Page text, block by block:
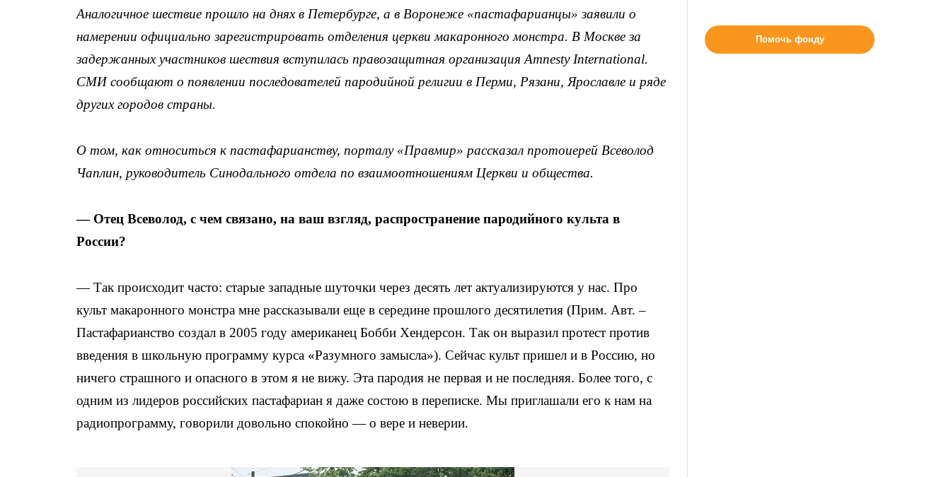
Аналогичное шествие прошло на днях в Петербурге, а в Воронеже «пастафарианцы» заявили о
намерении официально зарегистрировать отделения церкви макаронного монстра. В Москве за
задержанных участников шествия вступилась правозащитная организация Amnesty International.
СМИ сообщают о появлении последователей пародийной религии в Перми, Рязани, Ярославле и ряде
других городов страны.
О том, как относиться к пастафарианству, порталу «Правмир» рассказал протоиерей Всеволод
Чаплин, руководитель Синодального отдела по взаимоотношениям Церкви и общества.
— Отец Всеволод, с чем связано, на ваш взгляд, распространение пародийного культа в
России?
— Так происходит часто: старые западные шуточки через десять лет актуализируются у нас. Про
культ макаронного монстра мне рассказывали еще в середине прошлого десятилетия (Прим. Авт. –
Пастафарианство создал в 2005 году американец Бобби Хендерсон. Так он выразил протест против
введения в школьную программу курса «Разумного замысла»). Сейчас культ пришел и в Россию, но
ничего страшного и опасного в этом я не вижу. Эта пародия не первая и не последняя. Более того, с
одним из лидеров российских пастафариан я даже состою в переписке. Мы приглашали его к нам на
радиопрограмму, говорили довольно спокойно — о вере и неверии.
Помочь фонду